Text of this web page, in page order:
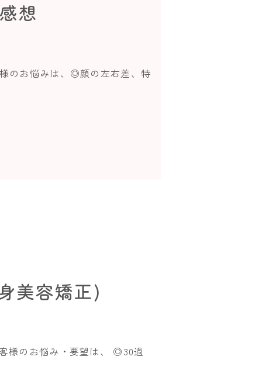
想
のお悩みは、◎顔の左右差、特
美容矯正)
様のお悩み・要望は、 ◎30過